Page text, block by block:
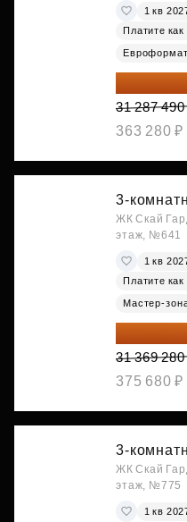
1 кв
Платите как
Евроформат
25 029
31 287
363 280 ₽
3-
ЖК Скай
этаж, №641
1 кв
Платите как
Мастер-
25 095
31 369
375 680 ₽
3-
ЖК Скай
этаж, №775
1 кв